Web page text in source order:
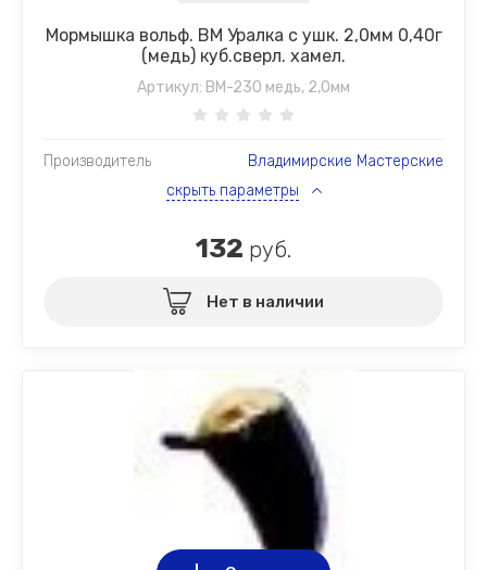
Мормышка вольф. ВМ Уралка с ушк. 2,0мм 0,40г
(медь) куб.сверл. хамел.
Артикул: ВМ-230 медь, 2,0мм
Производитель
Владимирские Мастерские
скрыть параметры
132 руб.
Нет в наличии